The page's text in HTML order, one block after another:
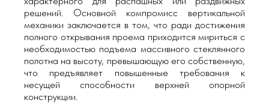
решений. Основной компромисс вертикальной
механики заключается в том, что ради достижения
полного открывания проема приходится мириться с
необходимостью подъема массивного стеклянного
полотна на высоту, превышающую его собственную,
что предъявляет повышенные требования к
несущей способности верхней опорной
конструкции.